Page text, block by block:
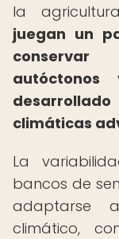
la
juegan un
conservar
climáticas
La
bancos de
adaptarse
climático,